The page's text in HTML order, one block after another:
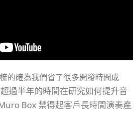
的確為我們省了很多開發時間成
過半年的時間在研究如何提升音
Box 禁得起客戶長時間演奏產